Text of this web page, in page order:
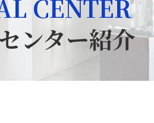
CENTER
ンター紹介